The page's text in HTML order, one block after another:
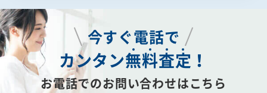
今すぐ電話で
カンタン無料査定 ！
お電話でのお問い合わせはこちら